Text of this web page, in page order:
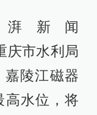
新闻
庆市水利局
陵江磁器
高水位，将